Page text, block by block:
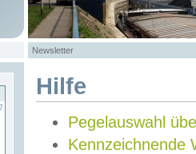
Newsletter
Hilfe
Pegelauswahl
Kennzeichnende